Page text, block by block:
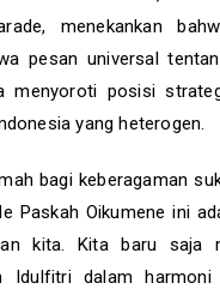
menekankan
pesan universal
menyoroti posisi
yang heterogen.
bagi keberagaman
Paskah Oikumene ini
kita. Kita baru saja
Idulfitri dalam